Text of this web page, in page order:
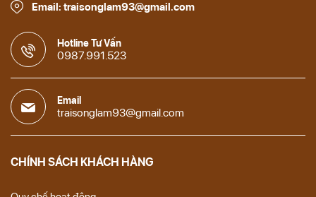
Email: traisonglam93@gmail.com
Hotline Tư Vấn
0987.991.523
Email
traisonglam93@gmail.com
CHÍNH SÁCH KHÁCH HÀNG